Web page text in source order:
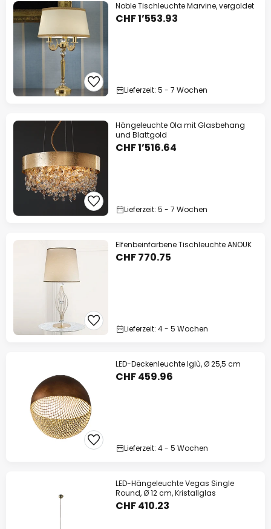
Noble Tischleuchte Marvine, vergoldet
CHF 1’553.93
Lieferzeit: 5 - 7 Wochen
Hängeleuchte Ola mit Glasbehang
und Blattgold
CHF 1’516.64
Lieferzeit: 5 - 7 Wochen
Elfenbeinfarbene Tischleuchte ANOUK
CHF 770.75
Lieferzeit: 4 - 5 Wochen
LED-Deckenleuchte Iglù, Ø 25,5 cm
CHF 459.96
Lieferzeit: 4 - 5 Wochen
LED-Hängeleuchte Vegas Single
Round, Ø 12 cm, Kristallglas
CHF 410.23